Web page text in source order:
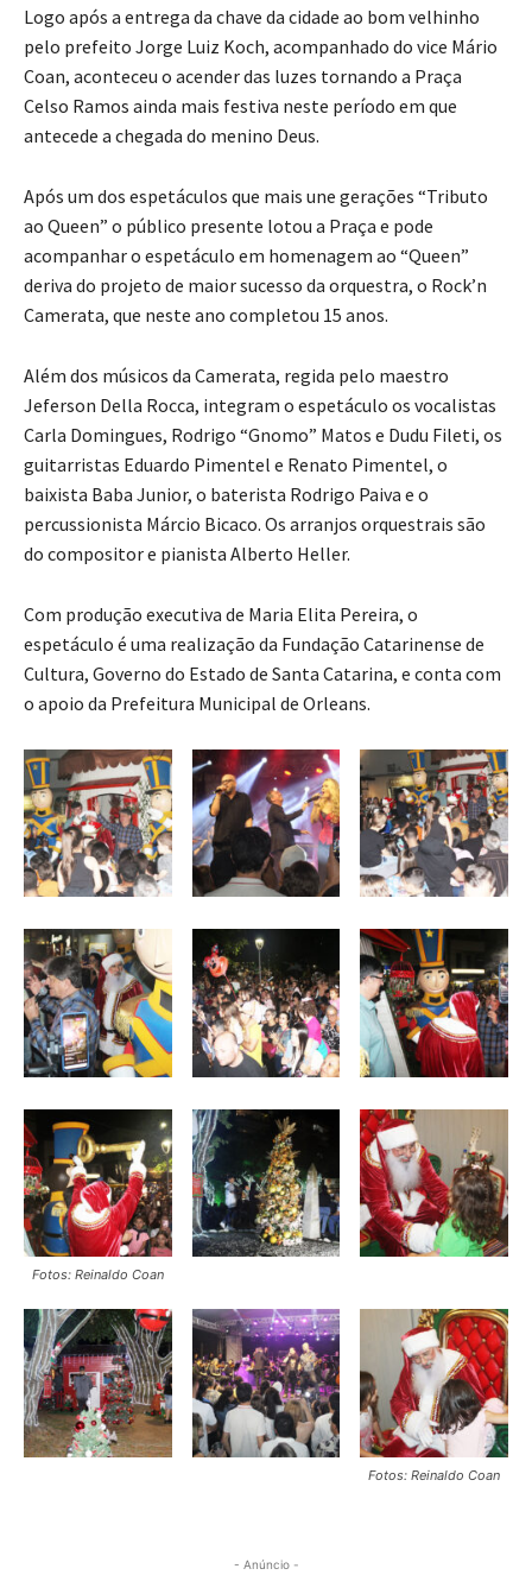
Logo após a entrega da chave da cidade ao bom velhinho
pelo prefeito Jorge Luiz Koch, acompanhado do vice Mário
Coan, aconteceu o acender das luzes tornando a Praça
Celso Ramos ainda mais festiva neste período em que
antecede a chegada do menino Deus.
Após um dos espetáculos que mais une gerações “Tributo
ao Queen” o público presente lotou a Praça e pode
acompanhar o espetáculo em homenagem ao “Queen”
deriva do projeto de maior sucesso da orquestra, o Rock’n
Camerata, que neste ano completou 15 anos.
Além dos músicos da Camerata, regida pelo maestro
Jeferson Della Rocca, integram o espetáculo os vocalistas
Carla Domingues, Rodrigo “Gnomo” Matos e Dudu Fileti, os
guitarristas Eduardo Pimentel e Renato Pimentel, o
baixista Baba Junior, o baterista Rodrigo Paiva e o
percussionista Márcio Bicaco. Os arranjos orquestrais são
do compositor e pianista Alberto Heller.
Com produção executiva de Maria Elita Pereira, o
espetáculo é uma realização da Fundação Catarinense de
Cultura, Governo do Estado de Santa Catarina, e conta com
o apoio da Prefeitura Municipal de Orleans.
Fotos: Reinaldo Coan
Fotos: Reinaldo Coan
- Anúncio -